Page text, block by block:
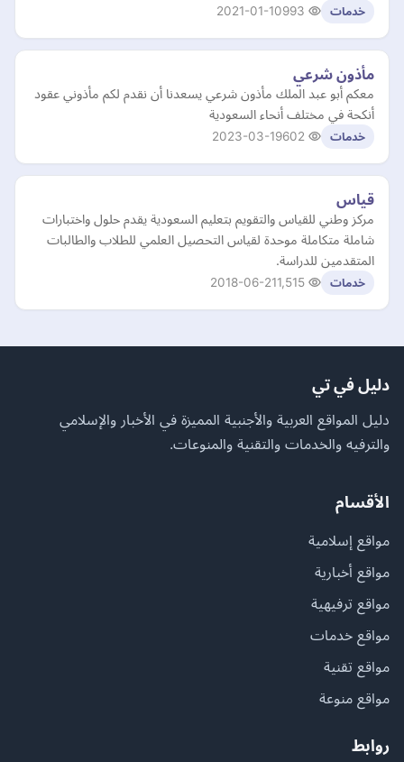
خدمات 2021-01-10
مأذون شرعي
معكم أبو عبد الملك مأذون شرعي يسعدنا أن نقدم لكم مأذوني عقود
أنكحة في مختلف أنحاء السعودية
خدمات 2023-03-19
قياس
مركز وطني للقياس والتقويم بتعليم السعودية يقدم حلول واختبارات
شاملة متكاملة موحدة لقياس التحصيل العلمي للطلاب والطالبات
المتقدمين للدراسة.
خدمات 2018-06-21
دليل في تي
دليل المواقع العربية والأجنبية المميزة في الأخبار والإسلامي
والترفيه والخدمات والتقنية والمنوعات.
الأقسام
مواقع إسلامية
مواقع أخبارية
مواقع ترفيهية
مواقع خدمات
مواقع تقنية
مواقع منوعة
روابط